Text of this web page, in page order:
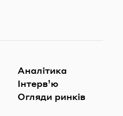
Аналітика
Інтерв’ю
Огляди ринків